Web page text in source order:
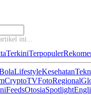
in
TerkiniTerpopuler
LifestyleKesehatan
CryptoTVFotoRegional
FeedsOtosiaSpotlight